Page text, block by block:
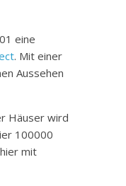
eine
. Mit einer
Aussehen
Häuser wird
100000
mit